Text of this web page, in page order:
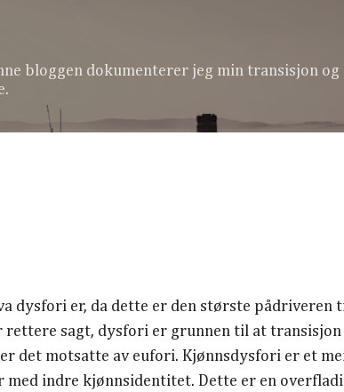
bloggen dokumenterer jeg min transisjon og
dysfori er, da dette er den største pådriveren
rettere sagt, dysfori er grunnen til at transisjon
det motsatte av eufori. Kjønnsdysfori er et
indre kjønnsidentitet. Dette er en